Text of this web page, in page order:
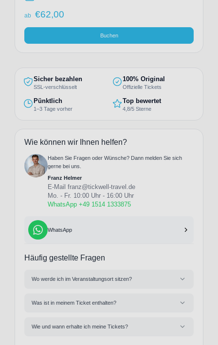
ab €62,00
Buchen
Sicher bezahlen
SSL-verschlüsselt
100% Original
Offizielle Tickets
Pünktlich
1–3 Tage vorher
Top bewertet
4,8/5 Sterne
Wie können wir Ihnen helfen?
Haben Sie Fragen oder Wünsche? Dann melden Sie sich
gerne bei uns.
Franz Helmer
E-Mail franz@tickwell-travel.de
Mo. - Fr. 10:00 Uhr - 16:00 Uhr
WhatsApp +49 1514 1333875
WhatsApp
Häufig gestellte Fragen
Wo werde ich im Veranstaltungsort sitzen?
Was ist in meinem Ticket enthalten?
Wie und wann erhalte ich meine Tickets?